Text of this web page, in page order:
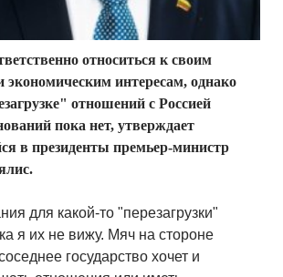
относиться к своим
интересам, однако
отношений с Россией
пока нет, утверждает
в президенты премьер-министр
для какой-то "перезагрузки"
я их не вижу. Мяч на стороне
государство хочет и